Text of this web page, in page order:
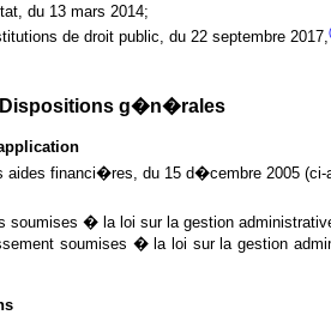
du 13 mars 2014;
de droit public, du 22 septembre 2017,
g�n�rales
aides financi�res, du 15 d�cembre 2005
� la loi sur la gestion
soumises � la loi sur la gestion